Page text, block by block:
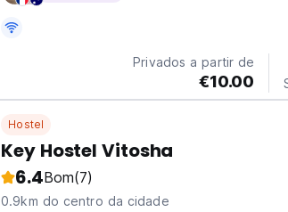
Privados a partir de
€10.00
Hostel
Key Hostel Vitosha
6.4Bom(7)
0.9km do centro da cidade